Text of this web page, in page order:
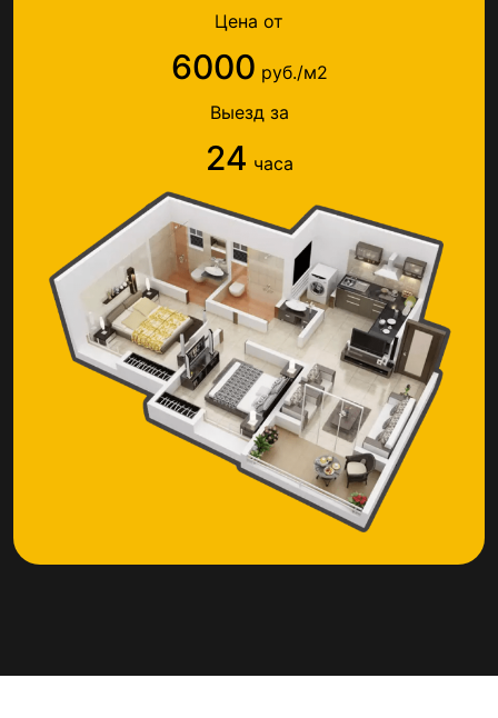
Цена от
6000 руб./м2
Выезд за
24 часа